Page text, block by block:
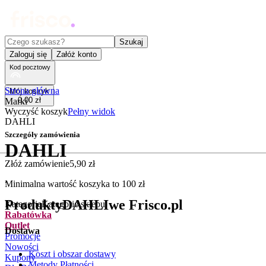
Czego szukasz?
Szukaj
Zaloguj się
Załóż konto
Kod pocztowy
Mój koszyk
0,00 zł
Wyczyść koszykPełny widok
Szczegóły zamówienia
Złóż zamówienie5,90 zł
Minimalna wartość koszyka to 100 zł
KategorieKategorie sklepu
Rabatówka
Outlet
Promocje
Nowości
Kupony
Strona główna
Marki
DAHLI
DAHLI
.
ProduktyDAHLIwe Frisco.pl
Dostawa
Koszt i obszar dostawy